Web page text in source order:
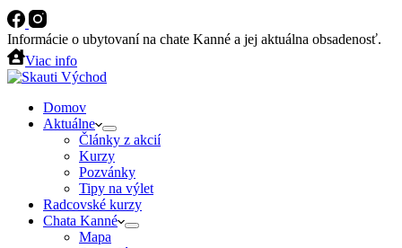
Informácie o ubytovaní na chate Kanné a jej aktuálna obsadenosť.
Viac info
Domov
Aktuálne
Články z akcií
Kurzy
Pozvánky
Tipy na výlet
Radcovské kurzy
Chata Kanné
Mapa